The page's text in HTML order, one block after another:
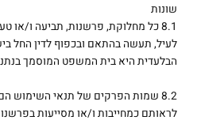
שונות
8.1 כל מחלוקת, פרשנות, תביעה ו/או
לעיל, תעשה בהתאם ובכפוף לדין החל
הבלעדית היא בית המשפט המוסמך
8.2 שמות הפרקים של תנאי השימוש
לראותם כמחייבות ו/או מסייעות